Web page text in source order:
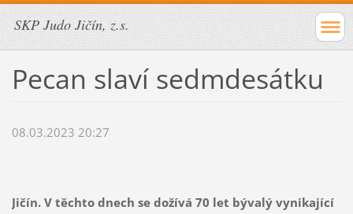
SKP Judo Jičín, z.s.
Pecan slaví sedmdesátku
08.03.2023 20:27
Jičín. V těchto dnech se dožívá 70 let bývalý vynikající